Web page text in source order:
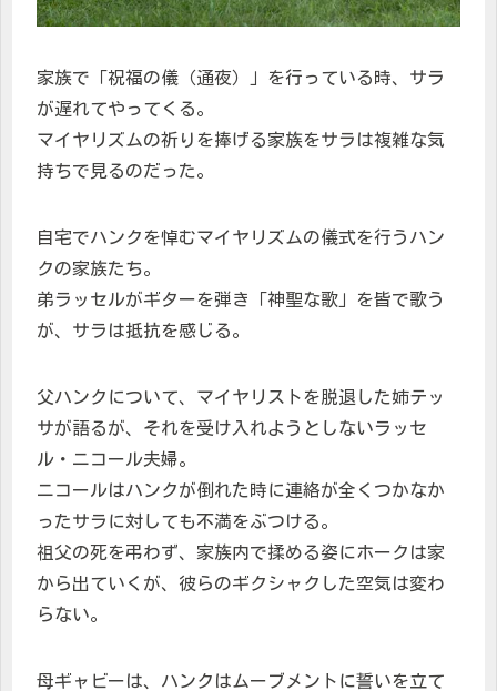
家族で「祝福の儀（通夜）」を行っている時、サラ
が遅れてやってくる。
マイヤリズムの祈りを捧げる家族をサラは複雑な気
持ちで見るのだった。
自宅でハンクを悼むマイヤリズムの儀式を行うハン
クの家族たち。
弟ラッセルがギターを弾き「神聖な歌」を皆で歌う
が、サラは抵抗を感じる。
父ハンクについて、マイヤリストを脱退した姉テッ
サが語るが、それを受け入れようとしないラッセ
ル・ニコール夫婦。
ニコールはハンクが倒れた時に連絡が全くつかなか
ったサラに対しても不満をぶつける。
祖父の死を弔わず、家族内で揉める姿にホークは家
から出ていくが、彼らのギクシャクした空気は変わ
らない。
母ギャビーは、ハンクはムーブメントに誓いを立て